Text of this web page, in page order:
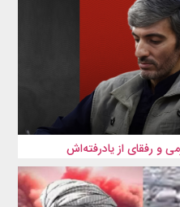
و رفقای از یادرفته‌اش